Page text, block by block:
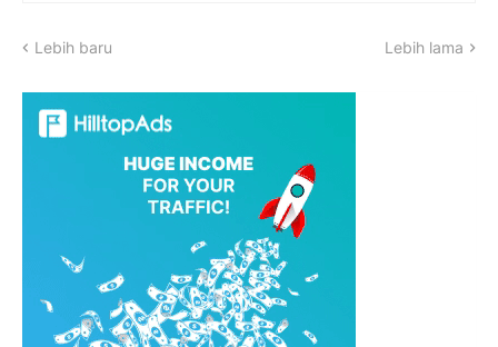
Lebih baru Lebih lama